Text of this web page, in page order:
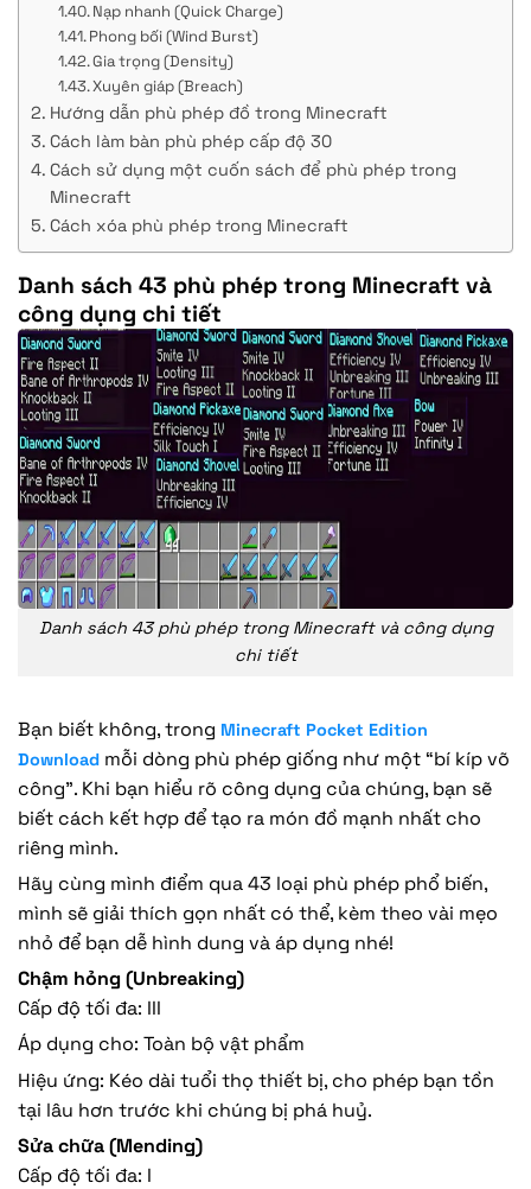
Nạp nhanh (Quick Charge)
Phong bối (Wind Burst)
Gia trọng (Density)
Xuyên giáp (Breach)
Hướng dẫn phù phép đồ trong Minecraft
Cách làm bàn phù phép cấp độ 30
Cách sử dụng một cuốn sách để phù phép trong
Minecraft
Cách xóa phù phép trong Minecraft
Danh sách 43 phù phép trong Minecraft và
công dụng chi tiết
Danh sách 43 phù phép trong Minecraft và công dụng
chi tiết
Bạn biết không, trong Minecraft Pocket Edition
Download mỗi dòng phù phép giống như một “bí kíp võ
công”. Khi bạn hiểu rõ công dụng của chúng, bạn sẽ
biết cách kết hợp để tạo ra món đồ mạnh nhất cho
riêng mình.
Hãy cùng mình điểm qua 43 loại phù phép phổ biến,
mình sẽ giải thích gọn nhất có thể, kèm theo vài mẹo
nhỏ để bạn dễ hình dung và áp dụng nhé!
Chậm hỏng (Unbreaking)
Cấp độ tối đa: III
Áp dụng cho: Toàn bộ vật phẩm
Hiệu ứng: Kéo dài tuổi thọ thiết bị, cho phép bạn tồn
tại lâu hơn trước khi chúng bị phá huỷ.
Sửa chữa (Mending)
Cấp độ tối đa: I